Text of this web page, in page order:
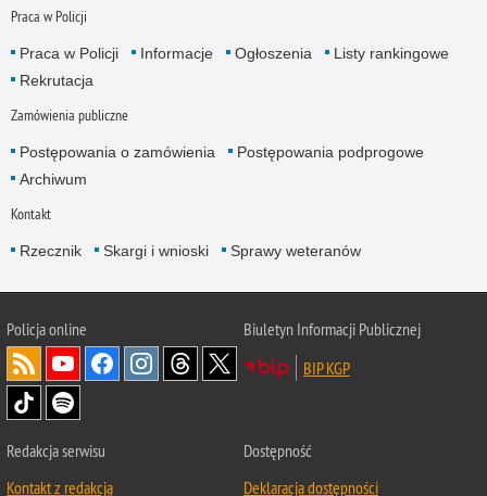
Praca w Policji
Praca w Policji Informacje Ogłoszenia
Listy rankingowe
Rekrutacja
Zamówienia publiczne
Postępowania o zamówienia
Postępowania podprogowe
Archiwum
Kontakt
Rzecznik Skargi i wnioski Sprawy weteranów
Policjaonline
Biuletyn Informacji Publicznej
BIP KGP
Redakcja serwisu
Kontakt z redakcją
Dostępność
Deklaracja dostępności